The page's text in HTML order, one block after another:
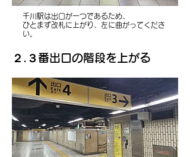
​千川駅は出口が一つであるため、
​ひとまず改札に上がり、左に曲がってくださ
い。
​２.３番出口の階段を上がる